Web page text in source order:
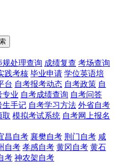
规处理查询 成绩复查 考场查询
践考核 毕业申请 学位英语培
台 自考报考动态 自考政策 自
专业 自考成绩查询 自考问答
生手记 自考学习方法 外省自考
取 模拟考试系统 自考网上报名
昌自考 襄樊自考 荆门自考 咸
自考 孝感自考 黄冈自考 黄石
考 神农架自考